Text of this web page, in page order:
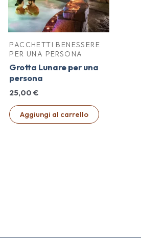
PACCHETTI BENESSERE
PER UNA PERSONA
Grotta Lunare per una
persona
25,00€
Aggiungi al carrello